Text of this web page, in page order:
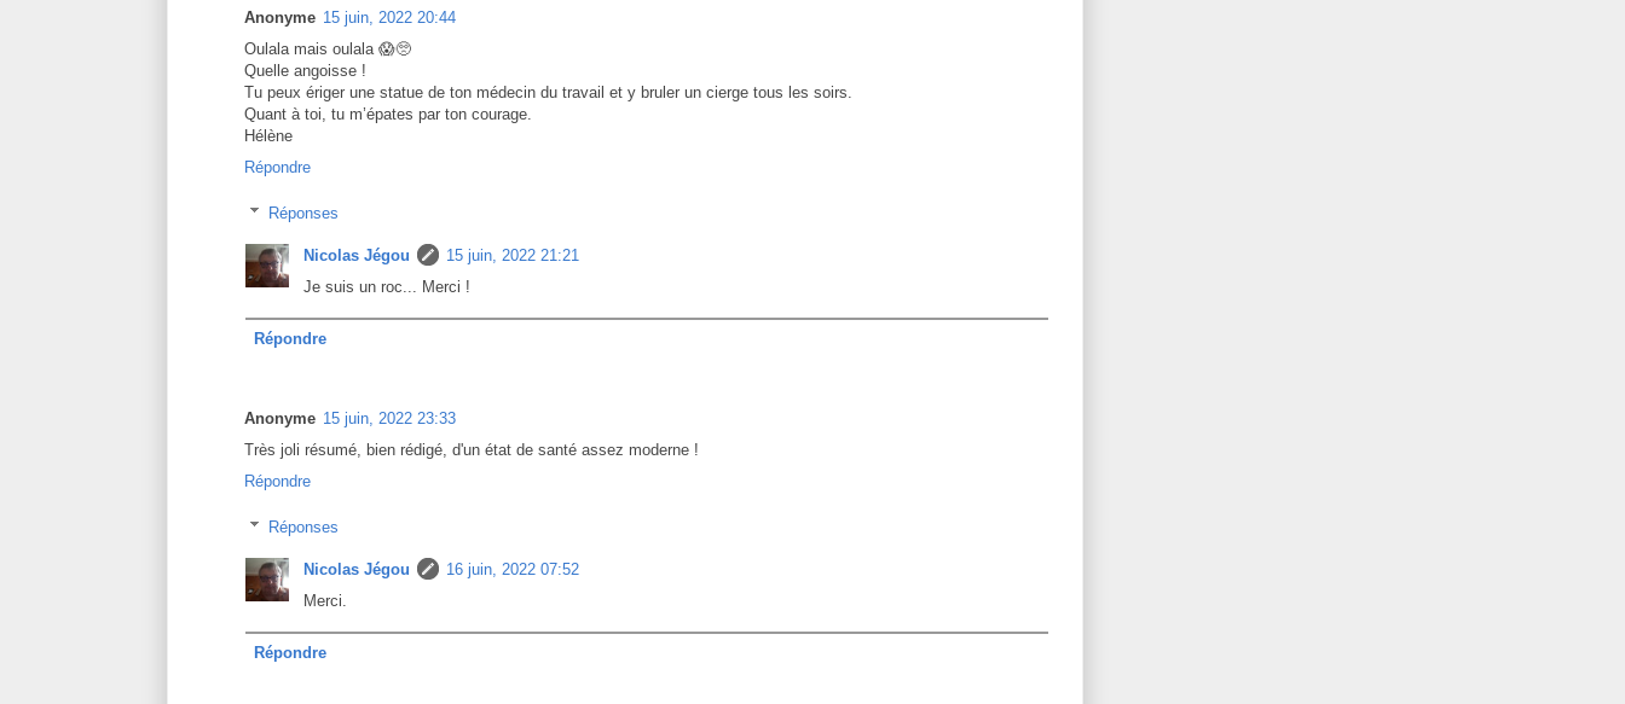
Anonyme 15 juin, 2022 20:44
Oulala mais oulala 😱🥺
Quelle angoisse !
Tu peux ériger une statue de ton médecin du travail et y bruler un cierge tous les soirs.
Quant à toi, tu m’épates par ton courage.
Hélène
Répondre
Réponses
Nicolas Jégou
15 juin, 2022 21:21
Je suis un roc... Merci !
Répondre
Anonyme 15 juin, 2022 23:33
Très joli résumé, bien rédigé, d'un état de santé assez moderne !
Répondre
Réponses
Nicolas Jégou
16 juin, 2022 07:52
Merci.
Répondre